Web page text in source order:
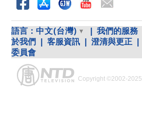
語言： 中文(台灣) 我們的服務
於我們
客服資訊 澄清與更正
委員會
Copyright ©2002-2025